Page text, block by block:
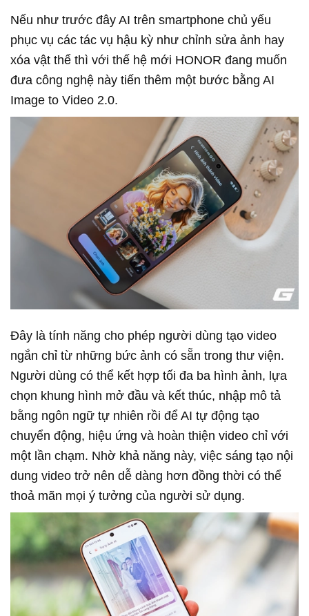
Nếu như trước đây AI trên smartphone chủ yếu
phục vụ các tác vụ hậu kỳ như chỉnh sửa ảnh hay
xóa vật thể thì với thế hệ mới HONOR đang muốn
đưa công nghệ này tiến thêm một bước bằng AI
Image to Video 2.0.
Đây là tính năng cho phép người dùng tạo video
ngắn chỉ từ những bức ảnh có sẵn trong thư viện.
Người dùng có thể kết hợp tối đa ba hình ảnh, lựa
chọn khung hình mở đầu và kết thúc, nhập mô tả
bằng ngôn ngữ tự nhiên rồi để AI tự động tạo
chuyển động, hiệu ứng và hoàn thiện video chỉ với
một lần chạm. Nhờ khả năng này, việc sáng tạo nội
dung video trở nên dễ dàng hơn đồng thời có thể
thoả mãn mọi ý tưởng của người sử dụng.